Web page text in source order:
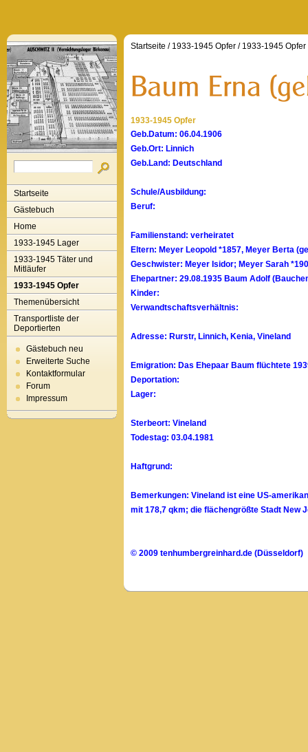
Startseite
Gästebuch
Home
1933-1945 Lager
1933-1945 Täter und
Mitläufer
1933-1945 Opfer
Themenübersicht
Transportliste der
Deportierten
Gästebuch neu
Erweiterte Suche
Kontaktformular
Forum
Impressum
Startseite / 1933-1945 Opfer / 1933-1945 Opfer
1933-1945 Opfer
Geb.Datum: 06.04.1906
Geb.Ort: Linnich
Geb.Land: Deutschland
Schule/Ausbildung:
Beruf:
Familienstand: verheiratet
Eltern: Meyer Leopold *1857, Meyer Berta
Geschwister: Meyer Isidor; Meyer Sarah
Ehepartner: 29.08.1935 Baum Adolf
Kinder:
Verwandtschaftsverhältnis:
Adresse: Rurstr, Linnich, Kenia, Vineland
Emigration: Das Ehepaar Baum flüchtete
Deportation:
Lager:
Sterbeort: Vineland
Todestag: 03.04.1981
Haftgrund:
Bemerkungen: Vineland ist eine US-
mit 178,7 qkm; die flächengrößte Stadt New
© 2009 tenhumbergreinhard.de (Düsseldorf)